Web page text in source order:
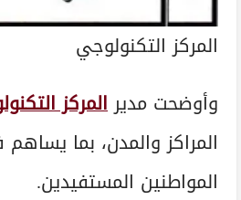
المركز التكنولوجي
وأوضحت مديرالمركز
المراكز والمدن، بما
المواطنين المستفيدين.